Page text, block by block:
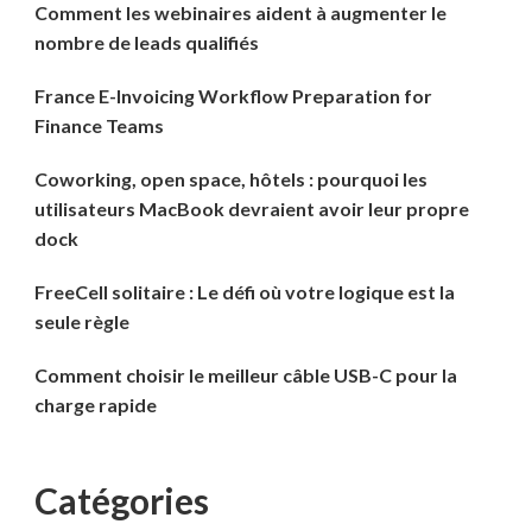
Comment les webinaires aident à augmenter le
nombre de leads qualifiés
France E-Invoicing Workflow Preparation for
Finance Teams
Coworking, open space, hôtels : pourquoi les
utilisateurs MacBook devraient avoir leur propre
dock
FreeCell solitaire : Le défi où votre logique est la
seule règle
Comment choisir le meilleur câble USB-C pour la
charge rapide
Catégories